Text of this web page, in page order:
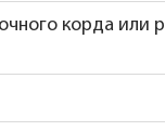
корда или